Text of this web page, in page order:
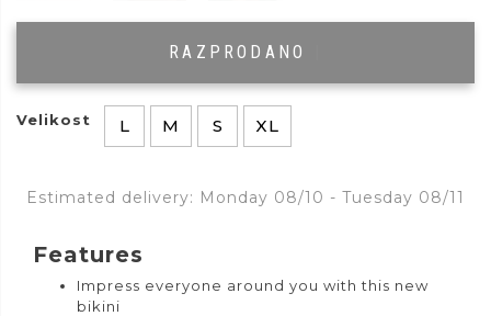
RAZPRODANO
Velikost L M S XL
Estimated delivery: Monday 08/10 - Tuesday 08/11
Features
Impress everyone around you with this new
bikini